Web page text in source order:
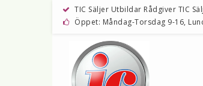
TIC Säljer Utbildar Rådgiver TIC
Öppet: Måndag-Torsdag 9-16,